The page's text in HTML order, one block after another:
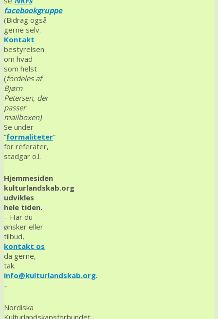
facebookgruppe.
(Bidrag også
gerne selv.
Kontakt
bestyrelsen
om hvad
som helst
(fordeles af
Bjørn
Petersen, der
passer
mailboxen).
Se under
“formaliteter”
for referater,
stadgar o.l.
Hjemmesiden
kulturlandskab.org
udvikles
hele tiden.
– Har du
ønsker eller
tilbud,
kontakt os
da gerne,
tak.
info@kulturlandskab.org.
–
Nordiska
Kulturlandskapsförbundet